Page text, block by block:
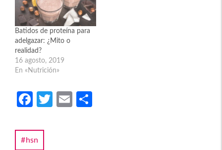
Batidos de proteína para
adelgazar: ¿Mito o
realidad?
16 agosto, 2019
En «Nutrición»
Fa
b
o
T
E
hsn